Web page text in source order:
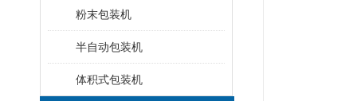
粉末包装机
半自动包装机
体积式包装机